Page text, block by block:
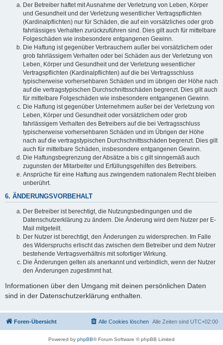
Der Betreiber haftet mit Ausnahme der Verletzung von Leben, Körper
und Gesundheit und der Verletzung wesentlicher Vertragspflichten
(Kardinalpflichten) nur für Schäden, die auf ein vorsätzliches oder grob
fahrlässiges Verhalten zurückzuführen sind. Dies gilt auch für mittelbare
Folgeschäden wie insbesondere entgangenen Gewinn.
Die Haftung ist gegenüber Verbrauchern außer bei vorsätzlichem oder
grob fahrlässigem Verhalten oder bei Schäden aus der Verletzung von
Leben, Körper und Gesundheit und der Verletzung wesentlicher
Vertragspflichten (Kardinalpflichten) auf die bei Vertragsschluss
typischerweise vorhersehbaren Schäden und im übrigen der Höhe nach
auf die vertragstypischen Durchschnittsschäden begrenzt. Dies gilt auch
für mittelbare Folgeschäden wie insbesondere entgangenen Gewinn.
Die Haftung ist gegenüber Unternehmern außer bei der Verletzung von
Leben, Körper und Gesundheit oder vorsätzlichem oder grob
fahrlässigem Verhalten des Betreibers auf die bei Vertragsschluss
typischerweise vorhersehbaren Schäden und im Übrigen der Höhe
nach auf die vertragstypischen Durchschnittsschäden begrenzt. Dies gilt
auch für mittelbare Schäden, insbesondere entgangenen Gewinn.
Die Haftungsbegrenzung der Absätze a bis c gilt sinngemäß auch
zugunsten der Mitarbeiter und Erfüllungsgehilfen des Betreibers.
Ansprüche für eine Haftung aus zwingendem nationalem Recht bleiben
unberührt.
6. ÄNDERUNGSVORBEHALT
Der Betreiber ist berechtigt, die Nutzungsbedingungen und die
Datenschutzerklärung zu ändern. Die Änderung wird dem Nutzer per E-
Mail mitgeteilt.
Der Nutzer ist berechtigt, den Änderungen zu widersprechen. Im Falle
des Widerspruchs erlischt das zwischen dem Betreiber und dem Nutzer
bestehende Vertragsverhältnis mit sofortiger Wirkung.
Die Änderungen gelten als anerkannt und verbindlich, wenn der Nutzer
den Änderungen zugestimmt hat.
Informationen über den Umgang mit deinen persönlichen Daten
sind in der Datenschutzerklärung enthalten.
Foren-Übersicht Alle Zeiten sind UTC+02:00
Alle Cookies löschen
Powered by phpBB® Forum Software © phpBB Limited